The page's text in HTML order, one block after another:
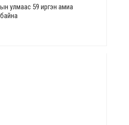
улмаас 59 иргэн амиа